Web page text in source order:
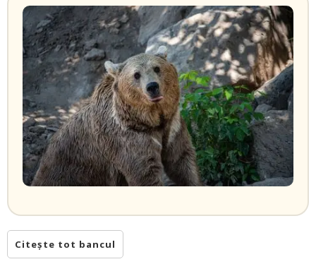
Citește tot bancul